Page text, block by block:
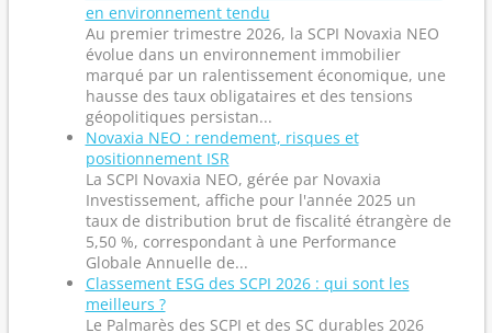
en environnement tendu
Au premier trimestre 2026, la SCPI Novaxia NEO
évolue dans un environnement immobilier
marqué par un ralentissement économique, une
hausse des taux obligataires et des tensions
géopolitiques persistan...
Novaxia NEO : rendement, risques et
positionnement ISR
La SCPI Novaxia NEO, gérée par Novaxia
Investissement, affiche pour l'année 2025 un
taux de distribution brut de fiscalité étrangère de
5,50 %, correspondant à une Performance
Globale Annuelle de...
Classement ESG des SCPI 2026 : qui sont les
meilleurs ?
Le Palmarès des SCPI et des SC durables 2026